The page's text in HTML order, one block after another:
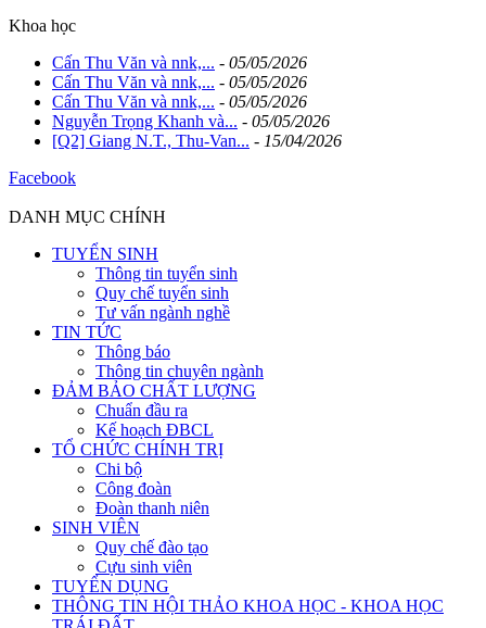
Khoa học
Cấn Thu Văn và nnk,... - 05/05/2026
Cấn Thu Văn và nnk,... - 05/05/2026
Cấn Thu Văn và nnk,... - 05/05/2026
Nguyễn Trọng Khanh và... - 05/05/2026
[Q2] Giang N.T., Thu-Van... - 15/04/2026
Facebook
DANH MỤC CHÍNH
TUYỂN SINH
Thông tin tuyển sinh
Quy chế tuyển sinh
Tư vấn ngành nghề
TIN TỨC
Thông báo
Thông tin chuyên ngành
ĐẢM BẢO CHẤT LƯỢNG
Chuẩn đầu ra
Kế hoạch ĐBCL
TỔ CHỨC CHÍNH TRỊ
Chi bộ
Công đoàn
Đoàn thanh niên
SINH VIÊN
Quy chế đào tạo
Cựu sinh viên
TUYỂN DỤNG
THÔNG TIN HỘI THẢO KHOA HỌC - KHOA HỌC